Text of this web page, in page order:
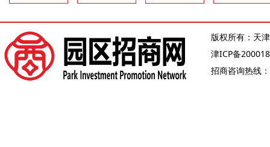
版权所有：天
津ICP备
招商咨询热线：